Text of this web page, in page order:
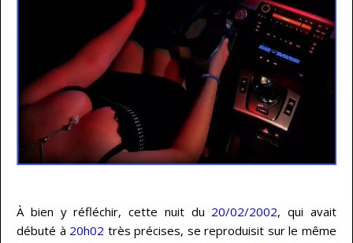
À bien y réfléchir, cette nuit du 20/02/2002, qui avait
débuté à 20h02 très précises, se reproduisit sur le même